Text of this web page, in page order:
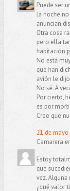
Puede ser
la noche no
anuncian
Otra cosa
pero ella
habitación
No está
que han
avión le
No sé. A
Por cierto,
es por
Creo que
21 de
Camarera
Estoy
que
vez.
¿qué valor